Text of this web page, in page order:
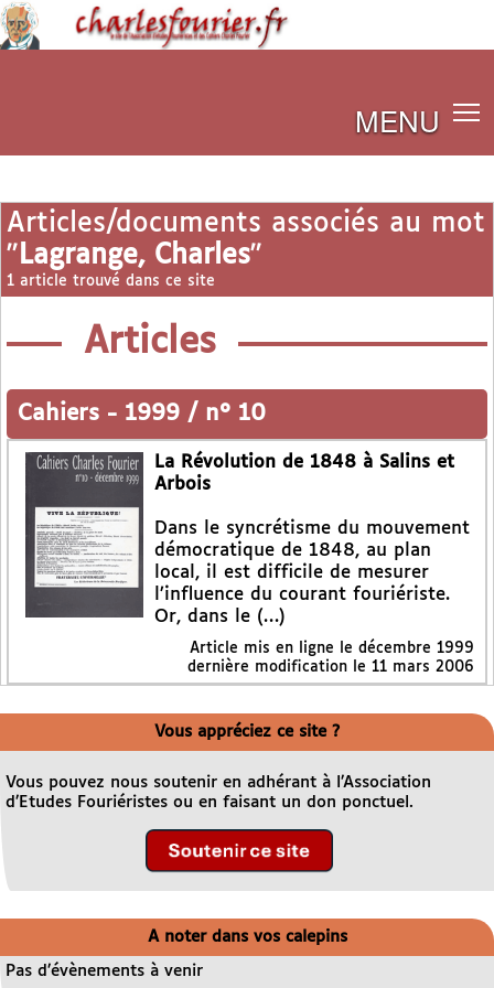
MENU
Articles/documents associés au mot
" Lagrange, Charles"
1 article trouvé dans ce site
Articles
Cahiers - 1999 / n° 10
La Révolution de 1848 à Salins et
Arbois
Dans le syncrétisme du mouvement
démocratique de 1848, au plan
local, il est difficile de mesurer
l’influence du courant fouriériste.
Or, dans le (…)
Article mis en ligne le décembre 1999
dernière modification le 11 mars 2006
Vous appréciez ce site ?
Vous pouvez nous soutenir en adhérant à l’Association
d’Etudes Fouriéristes ou en faisant un don ponctuel.
A noter dans vos calepins
Pas d’évènements à venir